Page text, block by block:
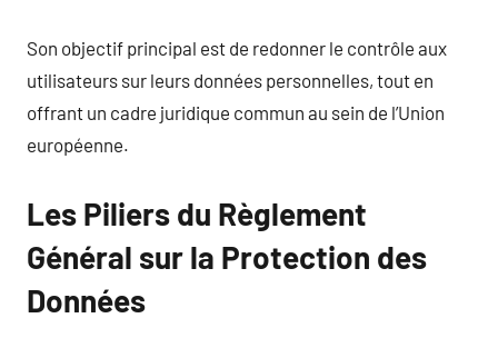
Son objectif principal est de redonner le contrôle aux
utilisateurs sur leurs données personnelles, tout en
offrant un cadre juridique commun au sein de l’Union
européenne.
Les Piliers du Règlement
Général sur la Protection des
Données